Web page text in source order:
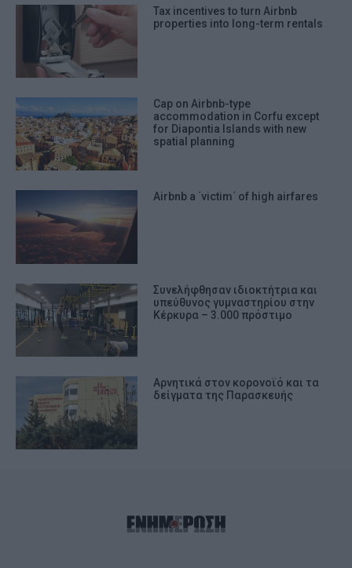
Tax incentives to turn Airbnb
properties into long-term rentals
Cap on Airbnb-type
accommodation in Corfu except
for Diapontia Islands with new
spatial planning
Airbnb a ΄victim΄ of high airfares
Συνελήφθησαν ιδιοκτήτρια και
υπεύθυνος γυμναστηρίου στην
Κέρκυρα – 3.000 πρόστιμο
Αρνητικά στον κορονοϊό και τα
δείγματα της Παρασκευής